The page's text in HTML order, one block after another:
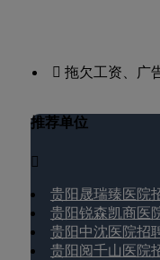
 拖欠工资、广
推荐单位

贵阳晟瑞臻医院
贵阳锐森凯商医
贵阳中沈医院招
贵阳阅千山医院